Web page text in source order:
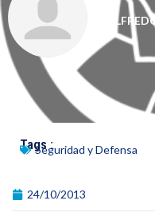
Tags :Seguridad y Defensa
24/10/2013